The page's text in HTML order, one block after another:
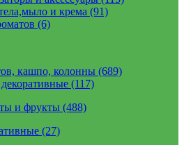
и крема (91)
(6)
кашпо, колонны (689)
(117)
и фрукты (488)
(27)